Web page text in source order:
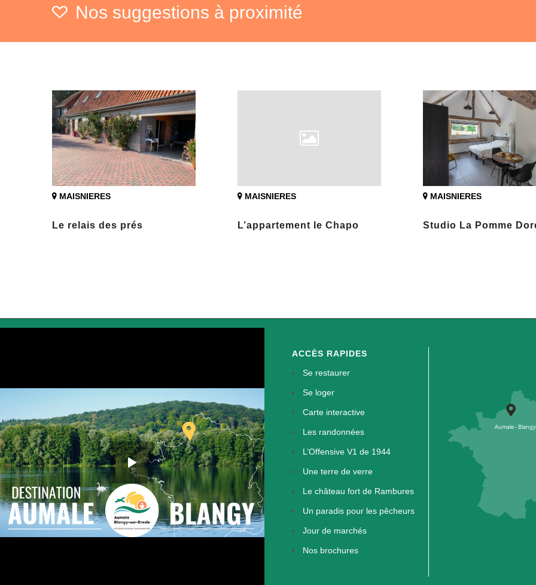
Nos suggestions à proximité
MAISNIERES
Le relais des prés
MAISNIERES
L’appartement le Chapo
MAISNIERES
Studio La Pomme
ACCÈS RAPIDES
Se restaurer
Se loger
Carte interactive
Les randonnées
L’Offensive V1 de 1944
Une terre de verre
Le château fort de Rambures
Un paradis pour les pêcheurs
Jour de marchés
Nos brochures